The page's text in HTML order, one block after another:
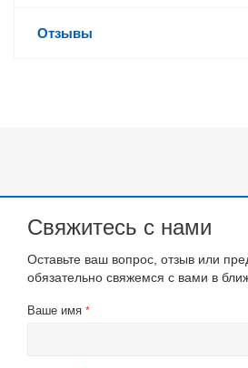
Отзывы
Свяжитесь с нами
Оставьте ваш вопрос, отзыв или
обязательно свяжемся с вами в
Ваше имя *